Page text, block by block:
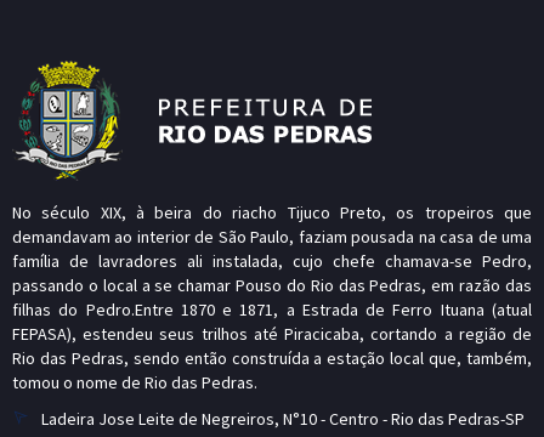
No século XIX, à beira do riacho Tijuco Preto, os tropeiros que
demandavam ao interior de São Paulo, faziam pousada na casa de uma
família de lavradores ali instalada, cujo chefe chamava-se Pedro,
passando o local a se chamar Pouso do Rio das Pedras, em razão das
filhas do Pedro.Entre 1870 e 1871, a Estrada de Ferro Ituana (atual
FEPASA), estendeu seus trilhos até Piracicaba, cortando a região de
Rio das Pedras, sendo então construída a estação local que, também,
tomou o nome de Rio das Pedras.
Ladeira Jose Leite de Negreiros, N°10 - Centro - Rio das Pedras-SP